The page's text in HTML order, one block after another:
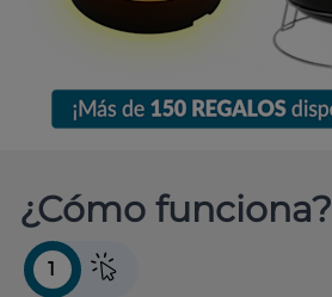
¿Cómo funciona?
1